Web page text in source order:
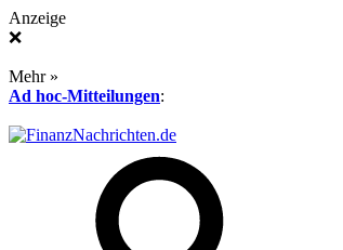
Anzeige
❌
Mehr »
Ad hoc-Mitteilungen: